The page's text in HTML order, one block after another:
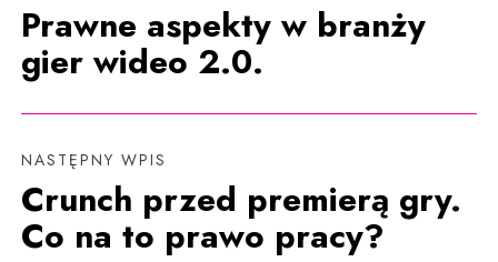
Prawne aspekty w branży
gier wideo 2.0.
NASTĘPNY WPIS
Crunch przed premierą gry.
Co na to prawo pracy?